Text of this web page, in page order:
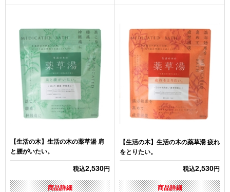
【生活の木】生活の木の薬草湯 肩
と腰がいたい。
税込2,530円
商品詳細
【生活の木】生活の木の薬草湯 疲れ
をとりたい。
税込2,530円
商品詳細